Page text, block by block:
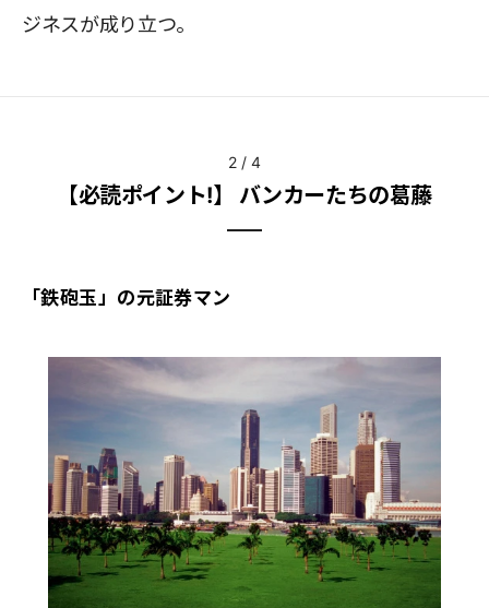
ジネスが成り立つ。
2 / 4
【必読ポイント!】 バンカーたちの葛藤
「鉄砲玉」の元証券マン